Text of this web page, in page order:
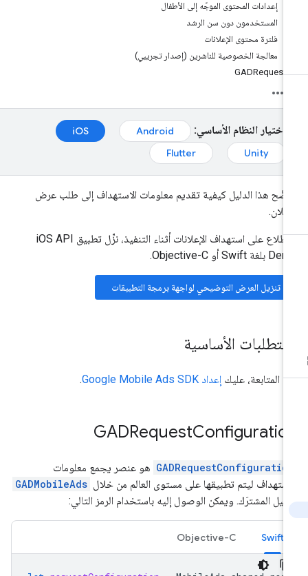
إعدادات المحتوى الموجّه إلى الأطفال
المستخدمون دون سن الرشد
فلترة محتوى الإعلانات
معالجة الخصوصية للناشرين (إصدار تجريبي)
GADRequest
اختيار النظام الأساسي: Android
iOS
Unity
Flutter
هذا الدليل كيفية تقديم معلومات الاستهداف إلى طلب عرض
للاطّلاع على استهداف الإعلانات أثناء التنفيذ، نزِّل تطبيق iOS API
تنزيل العرض التوضيحي لواجهة برمجة التطبيقات
الأساسية
المتابعة، عليكإعدادGoogle Mobile Ads SDK
.
GADRequest
هو عنصر يجمع معلومات
ليتم تطبيقها على مستوى العالم من خلال GADMobileAds
المشترَك. ويمكن الوصول إليه باستخدام الرمز التالي:
Swift
Objective-C